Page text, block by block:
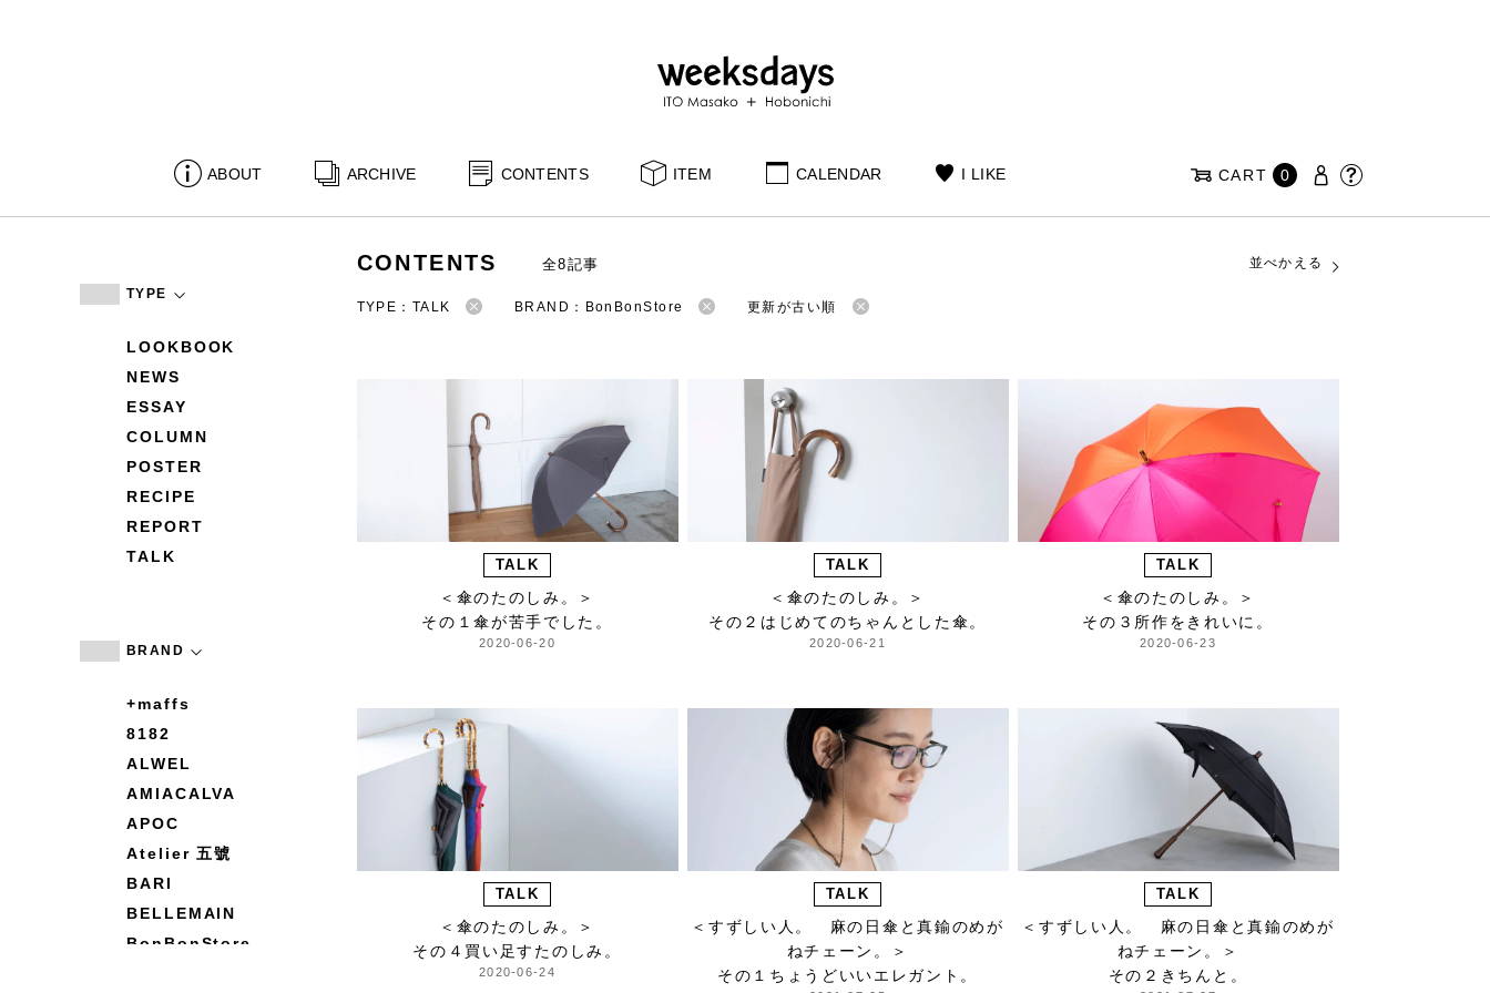
ABOUT ARCHIVE CONTENTS ITEM CALENDAR I LIKE CART 0
TYPE
LOOKBOOK
NEWS
ESSAY
COLUMN
POSTER
RECIPE
REPORT
TALK
BRAND
+maffs
8182
ALWEL
AMIACALVA
APOC
Atelier 五號
BARI
BELLEMAIN
BonBonStore
CONTENTS 全8記事 並べかえる
TYPE：TALK BRAND：BonBonStore 更新が古い順
TALK
＜傘のたのしみ。＞
その１傘が苦手でした。
2020-06-20
TALK
＜傘のたのしみ。＞
その２はじめてのちゃんとした傘。
2020-06-21
TALK
＜傘のたのしみ。＞
その３所作をきれいに。
2020-06-23
TALK
＜傘のたのしみ。＞
その４買い足すたのしみ。
2020-06-24
TALK
＜すずしい人。 麻の日傘と真鍮のめが
ねチェーン。＞
その１ちょうどいいエレガント。
TALK
＜すずしい人。 麻の日傘と真鍮のめが
ねチェーン。＞
その２きちんと。